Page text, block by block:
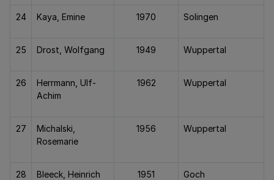
24 Kaya, Emine 1970 Solingen
25 Drost, Wolfgang 1949 Wuppertal
26
Herrmann, Ulf-
Achim
1962 Wuppertal
27
Michalski,
Rosemarie
1956 Wuppertal
28 Bleeck, Heinrich 1951 Goch